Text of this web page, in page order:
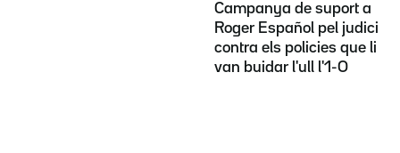
Campanya de suport a
Roger Español pel judici
contra els policies que li
van buidar l'ull l'1-O